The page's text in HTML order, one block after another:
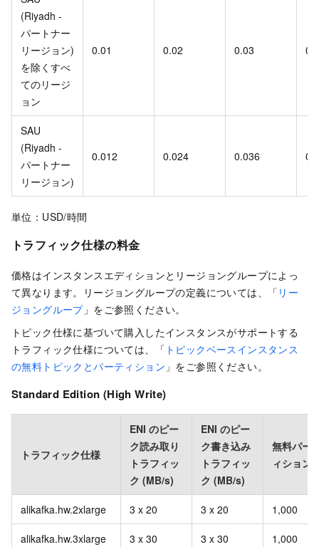
(Riyadh -
パートナー
リージョン)
を除くすべ
てのリージ
ョン
0.01 0.02 0.03
SAU
(Riyadh -
パートナー
リージョン)
0.012 0.024 0.036
単位：USD/時間
トラフィック仕様の料金
価格はインスタンスエディションとリージョングループによっ
て異なります。リージョングループの定義については、「 リー
ジョングループ」をご参照ください。
トピック仕様に基づいて購入したインスタンスがサポートする
トラフィック仕様については、「 トピックベースインスタンス
の無料トピックとパーティション 」をご参照ください。
Standard Edition (High Write)
トラフィック仕様
ENI のピー
ク読み取り
トラフィッ
ク (MB/s)
ENI のピー
ク書き込み
トラフィッ
ク (MB/s)
無料パー
ィション
alikafka.hw.2xlarge 3 x 20 3 x 20 1,000
alikafka.hw.3xlarge 3 x 30 3 x 30 1,000